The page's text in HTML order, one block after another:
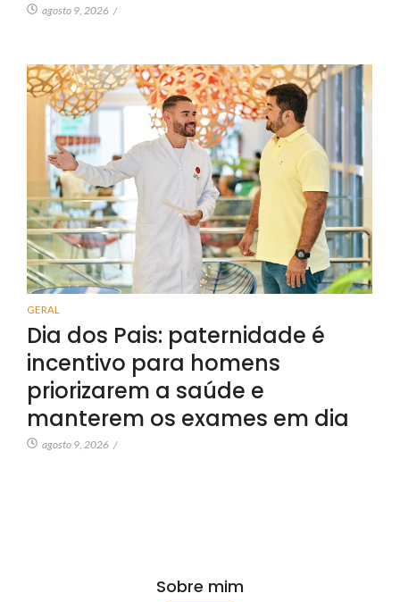
agosto 9, 2026 /
GERAL
Dia dos Pais: paternidade é
incentivo para homens
priorizarem a saúde e
manterem os exames em dia
agosto 9, 2026 /
Sobre mim